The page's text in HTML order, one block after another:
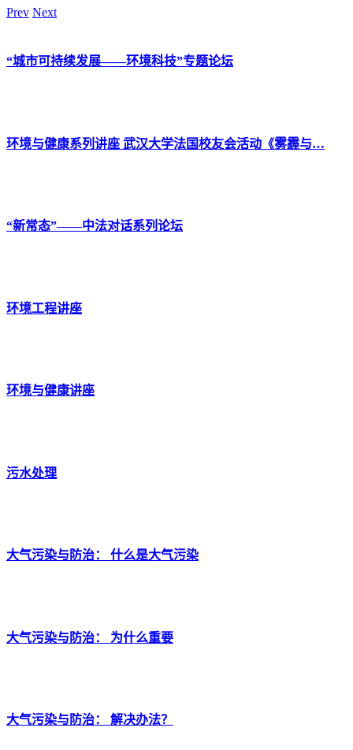
Prev Next
“城市可持续发展——环境科技”专题论坛
环境与健康系列讲座 武汉大学法国校友会活动《雾霾与…
“新常态”——中法对话系列论坛
环境工程讲座
环境与健康讲座
污水处理
大气污染与防治： 什么是大气污染
大气污染与防治： 为什么重要
大气污染与防治： 解决办法？